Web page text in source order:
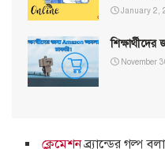
January 2,
November
ক্লেমেশনব্র্যান্ডের গল্প